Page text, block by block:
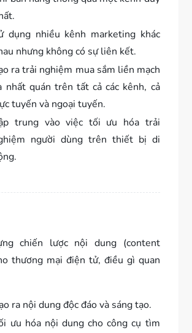
dụng nhiều kênh marketing khác
nhưng không có sự liên kết.
ra trải nghiệm mua sắm liền mạch
nhất quán trên tất cả các kênh, cả
tuyến và ngoại tuyến.
trung vào việc tối ưu hóa trải
người dùng trên thiết bị di
chiến lược nội dung (content
thương mại điện tử, điều gì quan
ra nội dung độc đáo và sáng tạo.
ưu hóa nội dung cho công cụ tìm